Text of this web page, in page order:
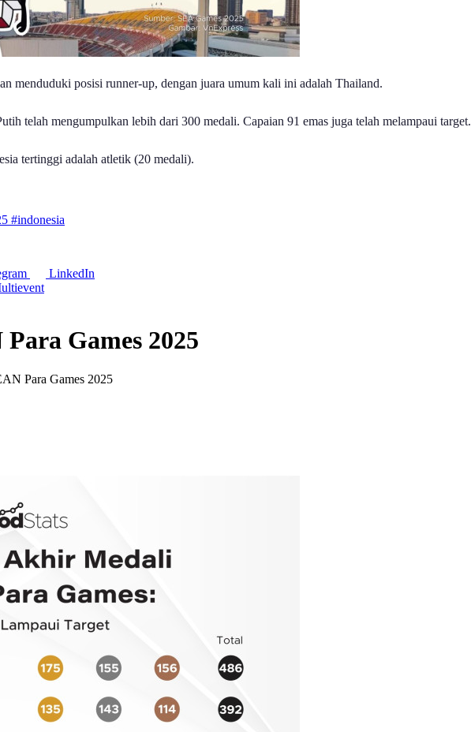
menduduki posisi runner-up, dengan juara umum kali ini adalah Thailand.
telah mengumpulkan lebih dari 300 medali. Capaian 91 emas juga telah melampaui target.
tertinggi adalah atletik (20 medali).
#indonesia
LinkedIn
Games 2025
Para Games 2025